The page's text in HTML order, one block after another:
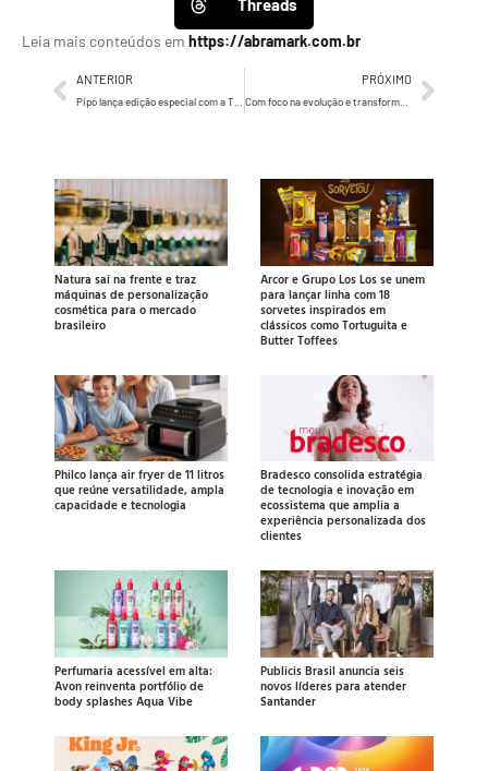
Threads
Leia mais conteúdos em https://abramark.com.br
ANTERIOR PRÓXIMO
Com foco na evolução e transformação dos negócios, Dojo anuncia a chegada de Eduardo Tracanella
Natura sai na frente e traz
máquinas de personalização
cosmética para o mercado
brasileiro
Arcor e Grupo Los Los se unem
para lançar linha com 18
sorvetes inspirados em
clássicos como Tortuguita e
Butter Toffees
Philco lança air fryer de 11 litros
que reúne versatilidade, ampla
capacidade e tecnologia
Bradesco consolida estratégia
de tecnologia e inovação em
ecossistema que amplia a
experiência personalizada dos
clientes
Perfumaria acessível em alta:
Avon reinventa portfólio de
body splashes Aqua Vibe
Publicis Brasil anuncia seis
novos líderes para atender
Santander